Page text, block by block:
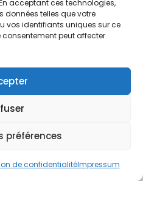
acceptant ces technologies,
données telles que votre
vos identifiants uniques sur ce
consentement peut affecter
préférences
de confidentialitéImpressum